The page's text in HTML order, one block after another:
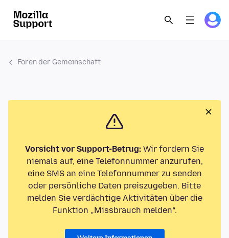
Foren der Gemeinschaft
Vorsicht vor Support-Betrug: Wir fordern Sie
niemals auf, eine Telefonnummer anzurufen,
eine SMS an eine Telefonnummer zu senden
oder persönliche Daten preiszugeben. Bitte
melden Sie verdächtige Aktivitäten über die
Funktion „Missbrauch melden“.